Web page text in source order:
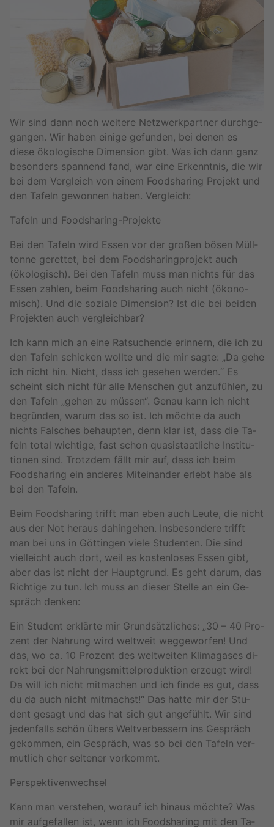
Wir sind dann noch wei­te­re Netz­werk­part­ner durch­ge­
gan­gen. Wir haben ei­ni­ge ge­fun­den, bei denen es
diese öko­lo­gi­sche Di­men­si­on gibt. Was ich dann ganz
be­son­ders span­nend fand, war eine Er­kennt­nis, die wir
bei dem Ver­gleich von einem Food­sha­ring Pro­jekt und
den Ta­feln ge­won­nen haben. Ver­gleich:
Ta­feln und Food­sha­ring-Pro­jek­te
Bei den Ta­feln wird Essen vor der gro­ßen bösen Müll­
ton­ne ge­ret­tet, bei dem Food­sha­ring­pro­jekt auch
(öko­lo­gisch). Bei den Ta­feln muss man nichts für das
Essen zah­len, beim Food­sha­ring auch nicht (öko­no­
misch). Und die so­zia­le Di­men­si­on? Ist die bei bei­den
Pro­jek­ten auch ver­gleich­bar?
Ich kann mich an eine Rat­su­chen­de er­in­nern, die ich zu
den Ta­feln schi­cken woll­te und die mir sagte: „Da gehe
ich nicht hin. Nicht, dass ich ge­se­hen wer­den.“ Es
scheint sich nicht für alle Men­schen gut an­zu­füh­len, zu
den Ta­feln „gehen zu müs­sen“. Genau kann ich nicht
be­grün­den, warum das so ist. Ich möch­te da auch
nichts Fal­sches be­haup­ten, denn klar ist, dass die Ta­
feln total wich­ti­ge, fast schon qua­si­staat­li­che In­sti­tu­
tio­nen sind. Trotz­dem fällt mir auf, dass ich beim
Food­sha­ring ein an­de­res Mit­ein­an­der er­lebt habe als
bei den Ta­feln.
Beim Food­sha­ring trifft man eben auch Leute, die nicht
aus der Not her­aus da­hin­ge­hen. Ins­be­son­de­re trifft
man bei uns in Göt­tin­gen viele Stu­den­ten. Die sind
viel­leicht auch dort, weil es kos­ten­lo­ses Essen gibt,
aber das ist nicht der Haupt­grund. Es geht darum, das
Rich­ti­ge zu tun. Ich muss an die­ser Stel­le an ein Ge­
spräch den­ken:
Ein Stu­dent er­klär­te mir Grund­sätz­li­ches: „30 – 40 Pro­
zent der Nah­rung wird welt­weit weg­ge­wor­fen! Und
das, wo ca. 10 Pro­zent des welt­wei­ten Kli­ma­ga­ses di­
rekt bei der Nah­rungs­mit­tel­pro­duk­ti­on er­zeugt wird!
Da will ich nicht mit­ma­chen und ich finde es gut, dass
du da auch nicht mit­machst!“ Das hatte mir der Stu­
dent ge­sagt und das hat sich gut an­ge­fühlt. Wir sind
je­den­falls schön übers Welt­ver­bes­sern ins Ge­spräch
ge­kom­men, ein Ge­spräch, was so bei den Ta­feln ver­
mut­lich eher sel­te­ner vor­kommt.
Per­spek­ti­ven­wech­sel
Kann man ver­ste­hen, wor­auf ich hin­aus möch­te? Was
mir auf­ge­fal­len ist, wenn ich Food­sha­ring mit den Ta­